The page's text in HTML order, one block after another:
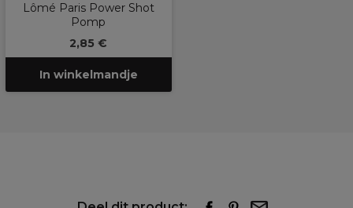
Lômé Paris Power Shot
Pomp
2,85 €
In winkelmandje